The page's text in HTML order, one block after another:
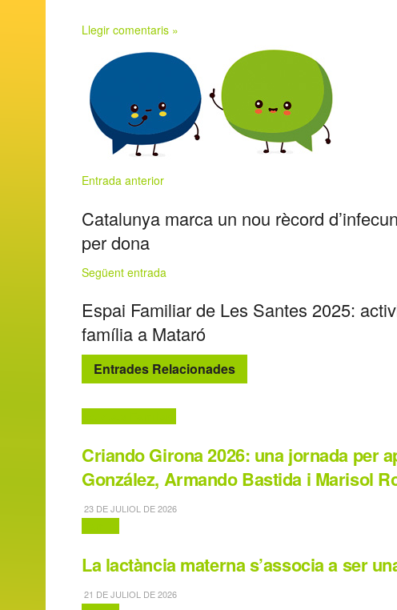
Llegir comentaris »
Entrada anterior
Catalunya marca un nou rècord
per dona
Següent entrada
Espai Familiar de Les Santes 2025:
família a Mataró
Entrades Relacionades
Criando Girona 2026: una jornada per
González, Armando Bastida i Marisol
23 DE JULIOL DE 2026
La lactància materna s’associa a ser
21 DE JULIOL DE 2026